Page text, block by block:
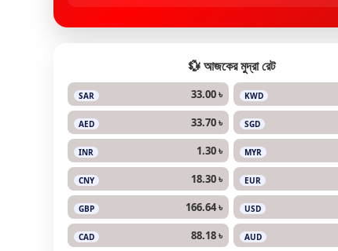
💱 আজকের মুদ্রা রেট
SAR 33.00 ৳ KWD
AED 33.70 ৳ SGD
INR 1.30 ৳ MYR
CNY 18.30 ৳ EUR
GBP 166.64 ৳ USD
CAD 88.18 ৳ AUD